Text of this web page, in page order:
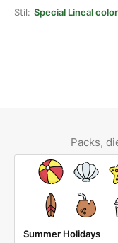
Stil: Special Lineal color
Packs,
Summer Holidays